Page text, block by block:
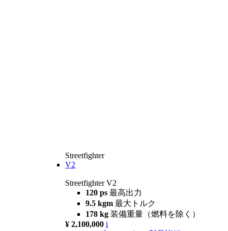
Streetfighter
V2
Streetfighter V2
120 ps 最高出力
9.5 kgm 最大トルク
178 kg 装備重量（燃料を除く）
¥ 2,100,000 i